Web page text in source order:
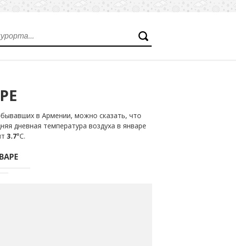
в Армении, можно сказать, что
дневная температура воздуха в январе
3.7°С.